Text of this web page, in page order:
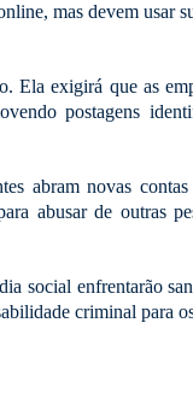
mas devem usar
exigirá que as
postagens
abram novas
abusar de outras
social enfrentarão
criminal para